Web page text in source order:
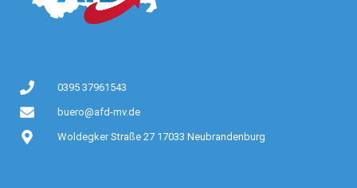
0395 37961543
buero@afd-mv.de
Woldegker Straße 27 17033 Neubrandenburg